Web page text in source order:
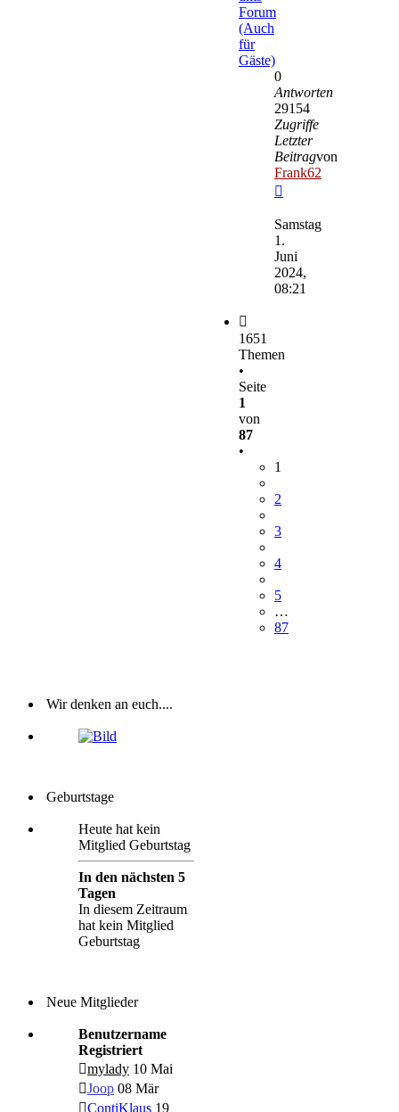
Forum
(Auch
für
Gäste)
0
Antworten
29154
Zugriffe
Letzter
Beitragvon
Frank62
Beitrag
Samstag
1.
Juni
2024,
08:21
1651
Themen
•
Seite
1
von
87
•
1
2
3
4
5
…
87
Wir denken an euch....
Geburtstage
Heute hat kein
Mitglied Geburtstag
In den nächsten 5
Tagen
In diesem Zeitraum
hat kein Mitglied
Geburtstag
Neue Mitglieder
Benutzername
Registriert
mylady 10 Mai
Joop 08 Mär
ContiKlaus 19